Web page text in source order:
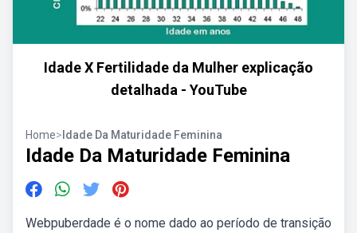
Idade X Fertilidade da Mulher explicação
detalhada - YouTube
Home> Idade Da Maturidade Feminina
Idade Da Maturidade Feminina
Webpuberdade é o nome dado ao período de transição